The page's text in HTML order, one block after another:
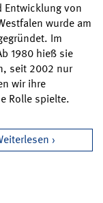
Entwicklung von
wurde am
Im
1980 hieß sie
seit 2002 nur
wir ihre
Rolle spielte.